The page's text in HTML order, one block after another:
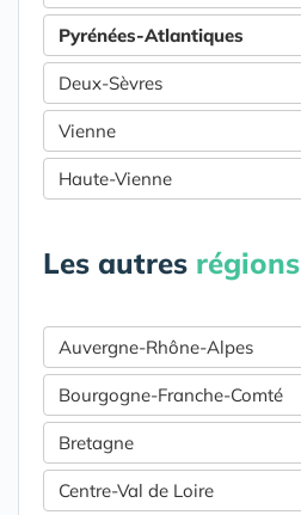
Pyrénées-Atlantiques
Deux-Sèvres
Vienne
Haute-Vienne
Les autres régions
Auvergne-Rhône-Alpes
Bourgogne-Franche-Comté
Bretagne
Centre-Val de Loire